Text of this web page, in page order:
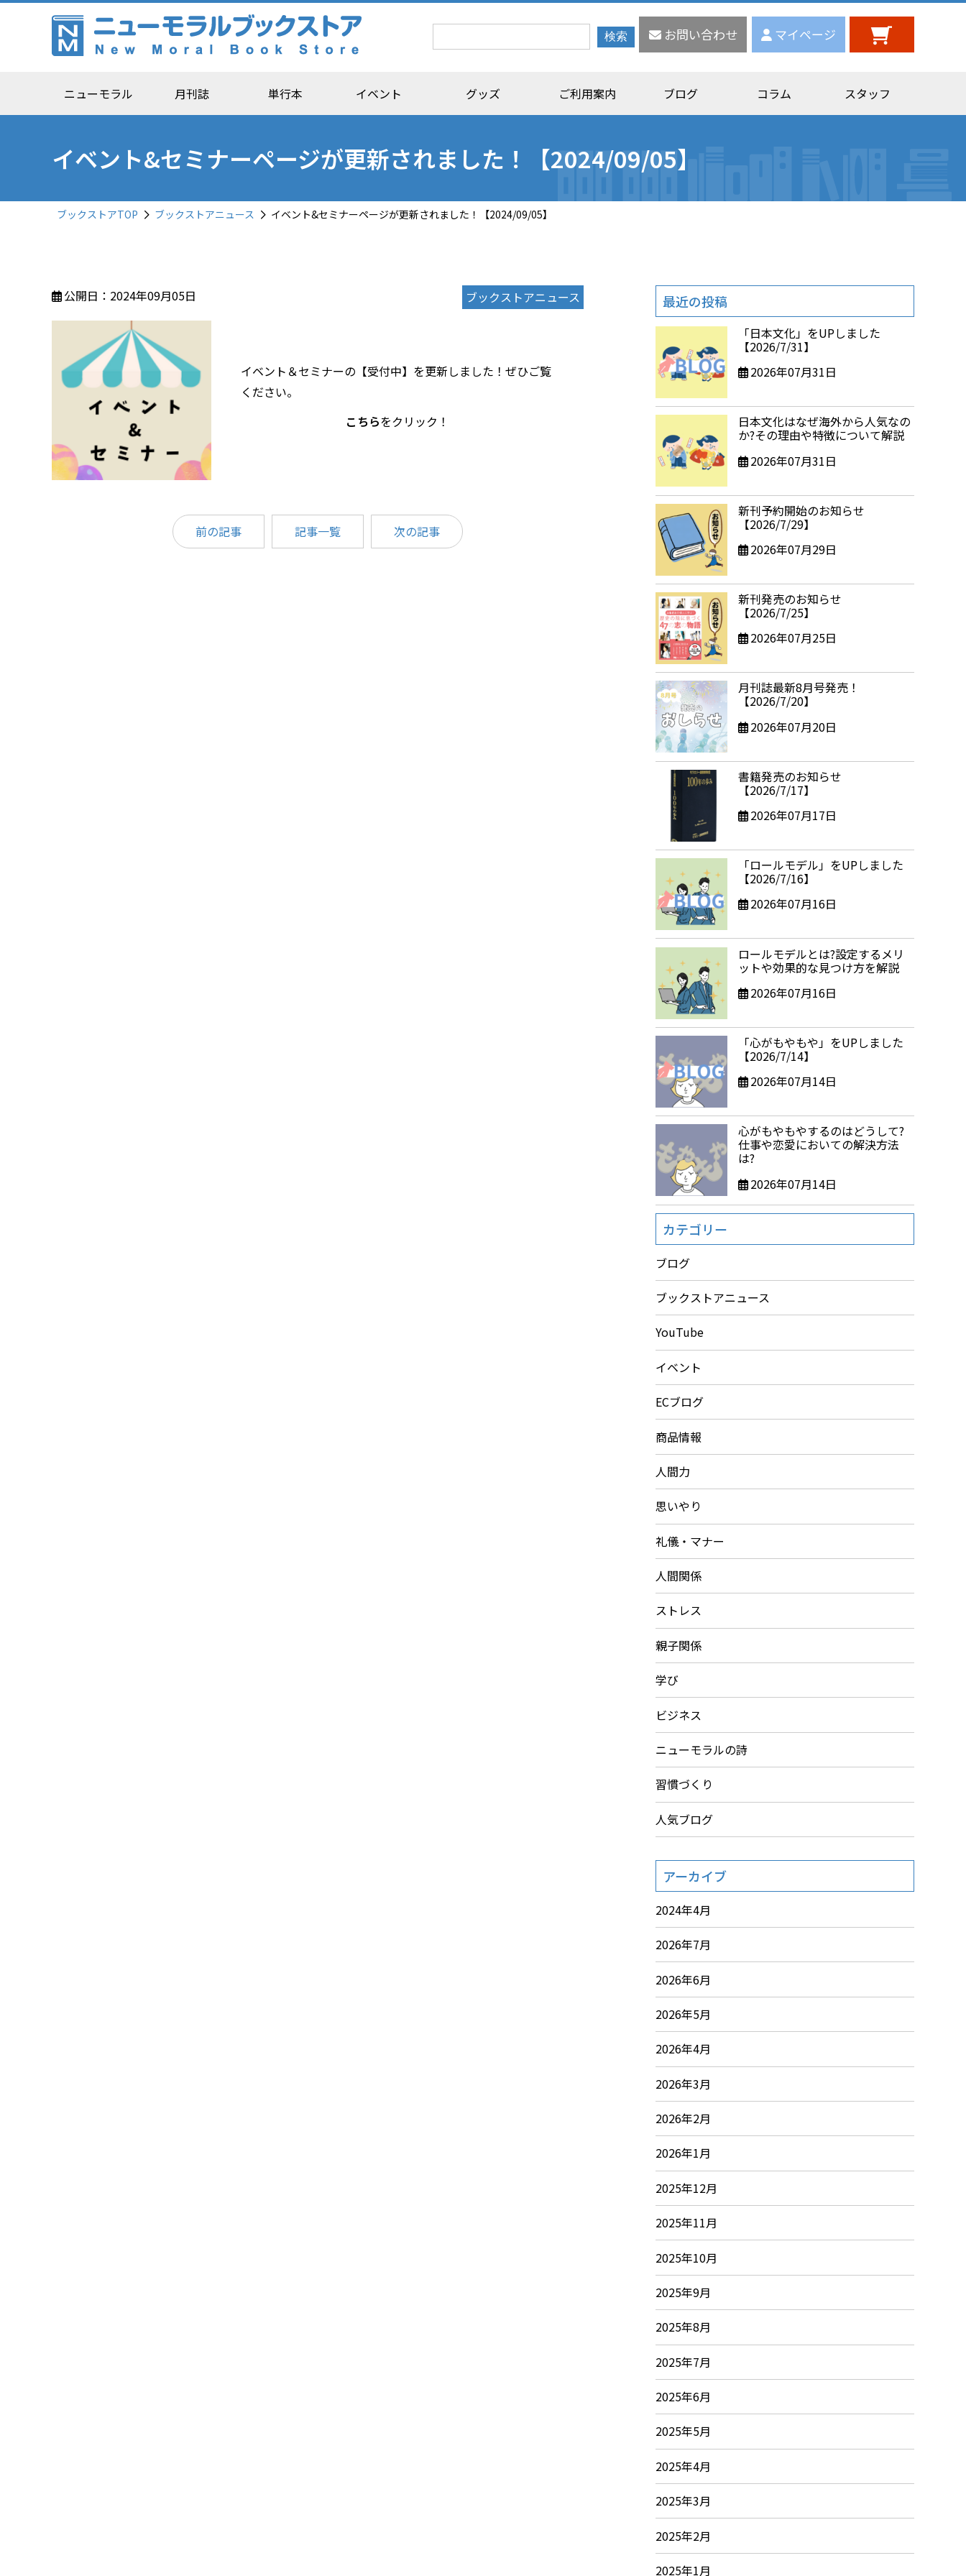
お問い合わせ マイページ
ニューモラル 月刊誌 単行本 イベント グッズ ご利用案内 ブログ コラム スタッフ
イベント&セミナーページが更新されました！【2024/09/05】
ブックストアTOP ブックストアニュース イベント&セミナーページが更新されました！【2024/09/05】
公開日：2024年09月05日 ブックストアニュース
イベント＆セミナーの【受付中】を更新しました！ぜひご覧
ください。
こちらをクリック！
前の記事 記事一覧 次の記事
最近の投稿
「日本文化」をUPしました
【2026/7/31】
2026年07月31日
日本文化はなぜ海外から人気なの
か?その理由や特徴について解説
2026年07月31日
新刊予約開始のお知らせ
【2026/7/29】
2026年07月29日
新刊発売のお知らせ
【2026/7/25】
2026年07月25日
月刊誌最新8月号発売！
【2026/7/20】
2026年07月20日
書籍発売のお知らせ
【2026/7/17】
2026年07月17日
「ロールモデル」をUPしました
【2026/7/16】
2026年07月16日
ロールモデルとは?設定するメリ
ットや効果的な見つけ方を解説
2026年07月16日
「心がもやもや」をUPしました
【2026/7/14】
2026年07月14日
心がもやもやするのはどうして?
仕事や恋愛においての解決方法
は?
2026年07月14日
カテゴリー
ブログ
ブックストアニュース
YouTube
イベント
ECブログ
商品情報
人間力
思いやり
礼儀・マナー
人間関係
ストレス
親子関係
学び
ビジネス
ニューモラルの詩
習慣づくり
人気ブログ
アーカイブ
2024年4月
2026年7月
2026年6月
2026年5月
2026年4月
2026年3月
2026年2月
2026年1月
2025年12月
2025年11月
2025年10月
2025年9月
2025年8月
2025年7月
2025年6月
2025年5月
2025年4月
2025年3月
2025年2月
2025年1月